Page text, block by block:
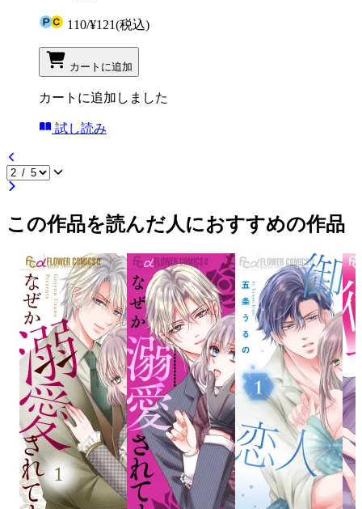
110/¥121(税込)
カートに追加
カートに追加しました
試し読み
この作品を読んだ人におすすめの作品